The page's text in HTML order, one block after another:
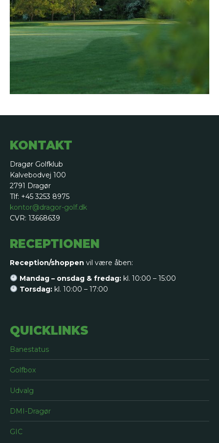
KONTAKT
Dragør Golfklub
Kalvebodvej 100
2791 Dragør
Tlf: +45 3253 8975
kontor@dragor-golf.dk
CVR: 13668639
RECEPTIONEN
Reception/shoppen vil være åben:
Mandag – onsdag & fredag:kl. 10:00 – 15:00
Torsdag:kl. 10:00 – 17:00
QUICKLINKS
Banestatus
Golfbox
Udvalg
DMI-Dragør
GIC